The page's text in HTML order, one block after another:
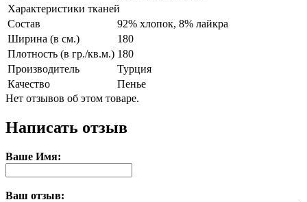
Характеристики тканей
Состав
92% хлопок, 8% лайкра
Ширина (в см.)
180
Плотность (в гр./кв.м.) 180
Производитель
Турция
Качество
Пенье
Нет отзывов об этом товаре.
Написать отзыв
Ваше Имя:
Ваш отзыв: